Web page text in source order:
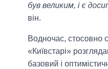
був великим, і є
він.
Водночас, стосовно
«Київстарі»
базовий і